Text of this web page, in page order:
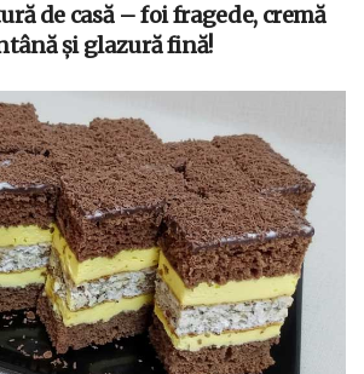
de casă – foi fragede, cremă
și glazură fină!